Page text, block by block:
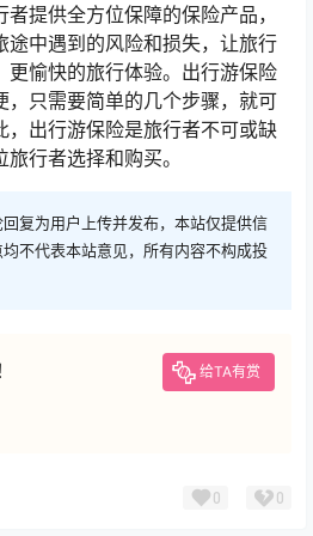
提供全方位保障的保险产品，
途中遇到的风险和损失，让旅行
更愉快的旅行体验。出行游保险
，只需要简单的几个步骤，就可
，出行游保险是旅行者不可或缺
行者选择和购买。
复为用户上传并发布，本站仅提供信
不代表本站意见，所有内容不构成投
给TA有赏
0 0